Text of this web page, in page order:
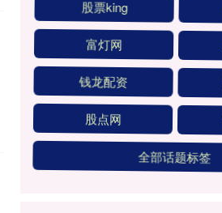
股票king
富灯网
钱龙配资
股点网
全部话题标签